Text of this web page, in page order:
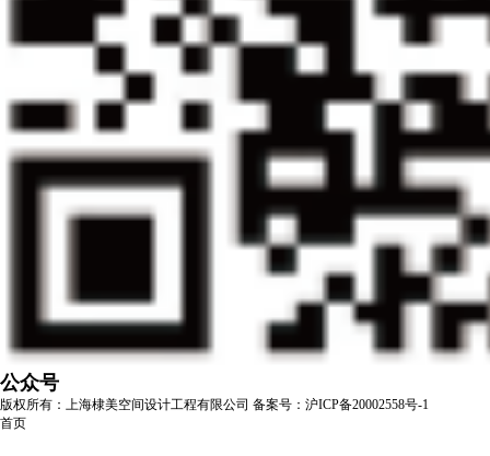
公众号
版权所有：上海棣美空间设计工程有限公司 备案号：沪ICP备20002558号-1
首页